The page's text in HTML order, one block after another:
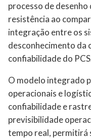
processo de desenho
resistência ao
integração entre os
desconhecimento da
confiabilidade do
O modelo integrado
operacionais e
confiabilidade e
previsibilidade
tempo real, permitirá